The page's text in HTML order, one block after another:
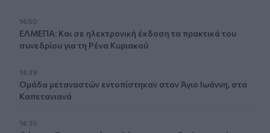
14:50
ΕΛΜΕΠΑ: Και σε ηλεκτρονική έκδοση τα πρακτικά του
συνεδρίου για τη Ρένα Κυριακού
14:39
Ομάδα μεταναστών εντοπίστηκαν στον Άγιο Ιωάννη, στα
Καπετανιανά
14:36